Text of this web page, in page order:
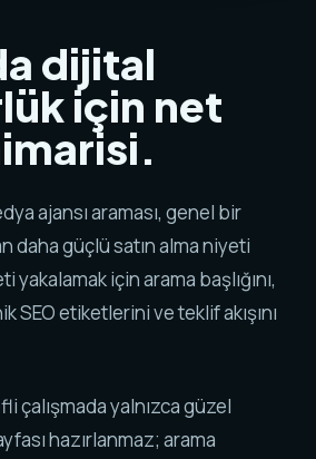
dijital
için net
ajansı araması, genel bir
daha güçlü satın alma niyeti
yakalamak için arama başlığını,
SEO etiketlerini ve teklif akışını
çalışmada yalnızca güzel
hazırlanmaz; arama